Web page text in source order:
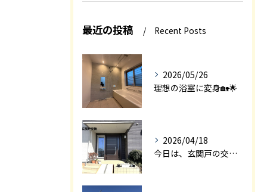
最近の投稿 Recent Posts
2026/05/26
理想の浴室に変身🏡🌟
2026/04/18
今日は、玄関戸の交換工事をご紹介します🚪✨。